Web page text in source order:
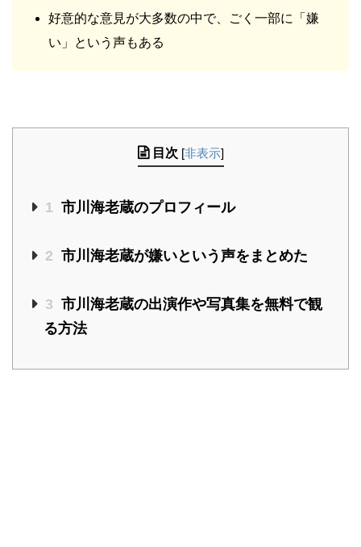
好意的な意見が大多数の中で、ごく一部に「嫌
い」という声もある
目次 [非表示]
1 市川海老蔵のプロフィール
2 市川海老蔵が嫌いという声をまとめた
3 市川海老蔵の出演作や写真集を無料で観
る方法